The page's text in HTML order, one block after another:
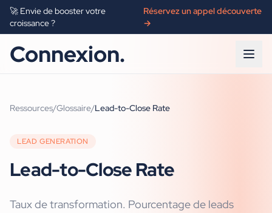
🚀 Envie de booster votre
croissance ?
Réservez un appel découverte
→
Connexion.
Ressources/Glossaire/Lead-to-Close Rate
LEAD GENERATION
Lead-to-Close Rate
Taux de transformation. Pourcentage de leads